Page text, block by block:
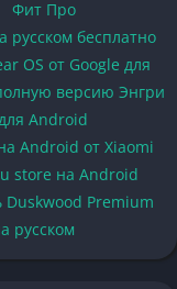
Фит Про
русском бесплатно
OS от Google для
версию Энгри
Android
Android от Xiaomi
store на Android
Duskwood Premium
русском